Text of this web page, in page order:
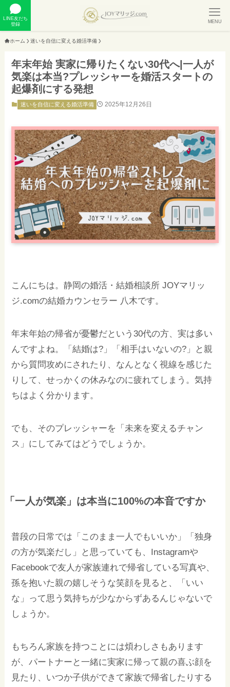
LINE友だち
登録
MENU
ホーム 迷いを自信に変える婚活準備
年末年始 実家に帰りたくない30代へ|一人が
気楽は本当?プレッシャーを婚活スタートの
起爆剤にする発想
迷いを自信に変える婚活準備 2025年12月26日
こんにちは。静岡の婚活・結婚相談所 JOYマリッ
ジ.comの結婚カウンセラー 八木です。
年末年始の帰省が憂鬱だという30代の方、実は多い
んですよね。「結婚は?」「相手はいないの?」と親
から質問攻めにされたり、なんとなく視線を感じた
りして、せっかくの休みなのに疲れてしまう。気持
ちはよく分かります。
でも、そのプレッシャーを「未来を変えるチャン
ス」にしてみてはどうでしょうか。
「一人が気楽」は本当に100%の本音ですか
普段の日常では「このまま一人でもいいか」「独身
の方が気楽だし」と思っていても、Instagramや
Facebookで友人が家族連れで帰省している写真や、
孫を抱いた親の嬉しそうな笑顔を見ると、「いい
な」って思う気持ちが少なからずあるんじゃないで
しょうか。
もちろん家族を持つことには煩わしさもあります
が、パートナーと一緒に実家に帰って親の喜ぶ顔を
見たり、いつか子供ができて家族で帰省したりする